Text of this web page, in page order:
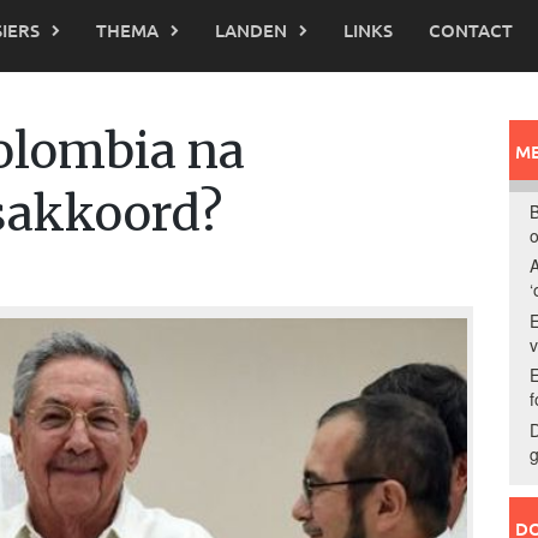
THEMA LANDEN LINKS CONTACT
na